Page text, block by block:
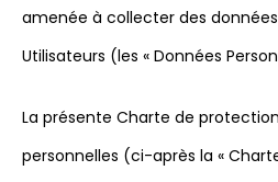
amenée à collecter des
Utilisateurs (les « Données
La présente Charte de
personnelles (ci-après la «